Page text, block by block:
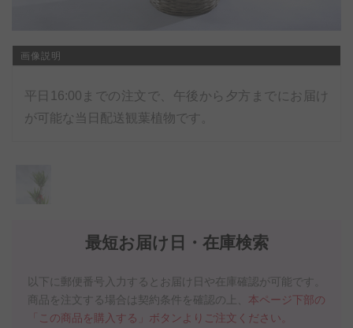
最短お届け日・在庫検索
以下に郵便番号入力するとお届け日や在庫確認が可能です。
商品を注文する場合は契約条件を確認の上、 本ページ下部の
「この商品を購入する」ボタンよりご注文ください。
画像説明
平日16:00までの注文で、午後から夕方までにお届け
が可能な当日配送観葉植物です。